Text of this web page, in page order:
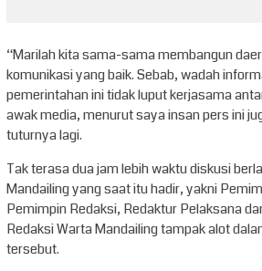
“Marilah kita sama-sama membangun
komunikasi yang baik. Sebab, wadah
pemerintahan ini tidak luput kerjasama
awak media, menurut saya insan pers ini
tuturnya lagi.
Tak terasa dua jam lebih waktu diskusi
Mandailing yang saat itu hadir, yakni
Pemimpin Redaksi, Redaktur Pelaksana
Redaksi Warta Mandailing tampak alot
tersebut.